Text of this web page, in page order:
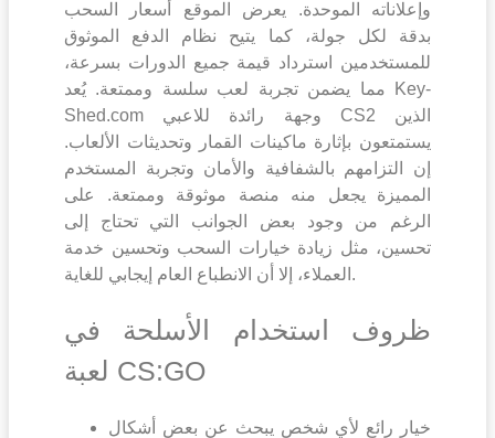
وإعلاناته الموحدة. يعرض الموقع أسعار السحب
بدقة لكل جولة، كما يتيح نظام الدفع الموثوق
للمستخدمين استرداد قيمة جميع الدورات بسرعة،
مما يضمن تجربة لعب سلسة وممتعة. يُعد Key-
Shed.com وجهة رائدة للاعبي CS2 الذين
يستمتعون بإثارة ماكينات القمار وتحديثات الألعاب.
إن التزامهم بالشفافية والأمان وتجربة المستخدم
المميزة يجعل منه منصة موثوقة وممتعة. على
الرغم من وجود بعض الجوانب التي تحتاج إلى
تحسين، مثل زيادة خيارات السحب وتحسين خدمة
العملاء، إلا أن الانطباع العام إيجابي للغاية.
ظروف استخدام الأسلحة في
لعبة CS:GO
خيار رائع لأي شخص يبحث عن بعض أشكال